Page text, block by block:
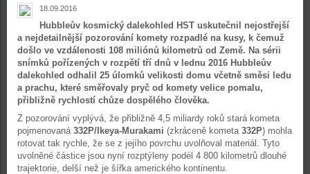
18.09.2016
Hubbleův kosmický dalekohled HST uskutečnil nejostřejší
a nejdetailnější pozorování komety rozpadlé na kusy, k čemuž
došlo ve vzdálenosti 108 miliónů kilometrů od Země. Na sérii
snímků pořízených v rozpětí tří dnů v lednu 2016 Hubbleův
dalekohled odhalil 25 úlomků velikosti domu včetně směsi ledu
a prachu, které směřovaly pryč od komety velice pomalu,
přibližně rychlostí chůze dospělého člověka.
Z pozorování vyplývá, že přibližně 4,5 miliardy roků stará kometa
pojmenovaná 332P/Ikeya-Murakami (zkráceně kometa 332P) mohla
rotovat tak rychle, že se z jejího povrchu uvolňoval materiál. Tyto
uvolněné částice jsou nyní rozptýleny podél 4 800 kilometrů dlouhé
trajektorie, delší než je šířka amerického kontinentu.